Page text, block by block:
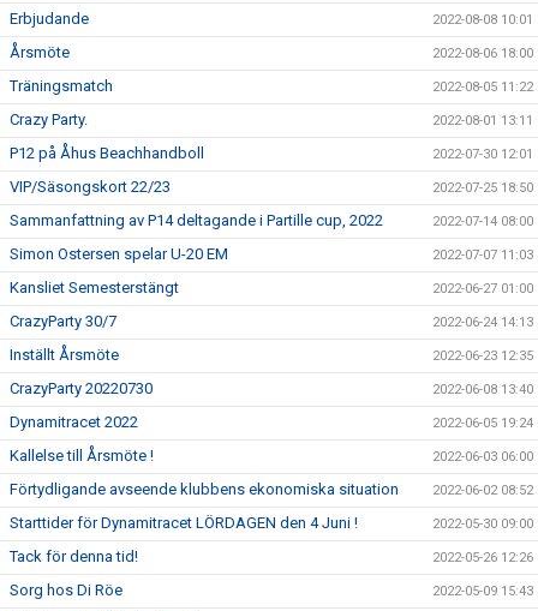
Erbjudande 2022-08-08 10:01
Årsmöte 2022-08-06 18:00
Träningsmatch 2022-08-05 11:22
Crazy Party. 2022-08-01 13:11
P12 på Åhus Beachhandboll 2022-07-30 12:01
VIP/Säsongskort 22/23 2022-07-25 18:50
Sammanfattning av P14 deltagande i Partille cup, 2022 2022-07-14 08:00
Simon Ostersen spelar U-20 EM 2022-07-07 11:03
Kansliet Semesterstängt 2022-06-27 01:00
CrazyParty 30/7 2022-06-24 14:13
Inställt Årsmöte 2022-06-23 12:35
CrazyParty 20220730 2022-06-08 13:40
Dynamitracet 2022 2022-06-05 19:24
Kallelse till Årsmöte ! 2022-06-03 06:00
Förtydligande avseende klubbens ekonomiska situation 2022-06-02 08:52
Starttider för Dynamitracet LÖRDAGEN den 4 Juni ! 2022-05-30 09:00
Tack för denna tid! 2022-05-26 12:26
Sorg hos Di Röe 2022-05-09 15:43